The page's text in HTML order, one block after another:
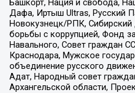
Башкорт, Нация и свобода,
Дафа, Иртыш Ultras, Русский
Новокузнецк/РПК,
борьбы с коррупцией, Фонд
Навального, Совет граждан
Краснодара, Мужское
объединение русского
Адат, Народный совет
Архангельской области,